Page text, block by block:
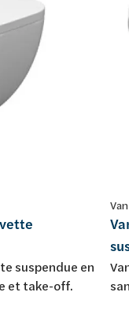
suspendue en
et take-off.